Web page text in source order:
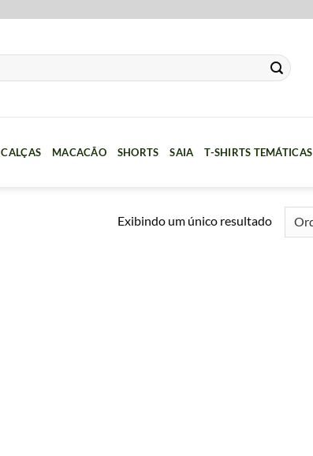
CALÇAS MACACÃO SHORTS SAIA T-SHIRTS TEMÁTICAS
Exibindo um único resultado